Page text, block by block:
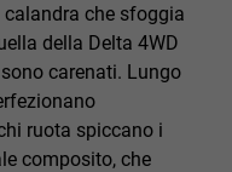
che sfoggia
della Delta 4WD
carenati. Lungo
ruota spiccano i
composito, che